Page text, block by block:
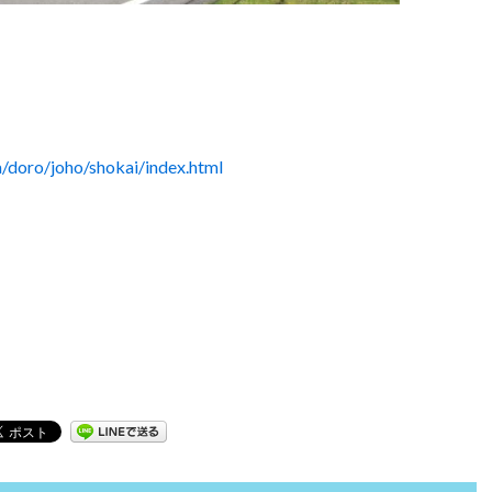
doro/joho/shokai/index.html